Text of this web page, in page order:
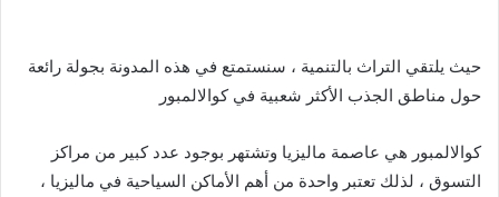
حيث يلتقي التراث بالتنمية ، سنستمتع في هذه المدونة بجولة رائعة
حول مناطق الجذب الأكثر شعبية في كوالالمبور
كوالالمبور هي عاصمة ماليزيا وتشتهر بوجود عدد كبير من مراكز
التسوق ، لذلك تعتبر واحدة من أهم الأماكن السياحية في ماليزيا ،